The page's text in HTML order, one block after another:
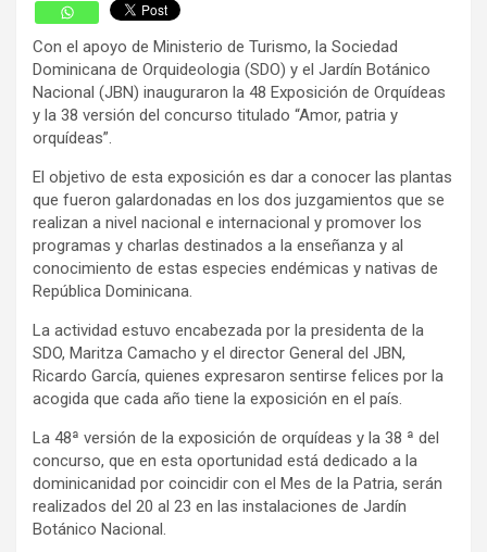
Con el apoyo de Ministerio de Turismo, la Sociedad
Dominicana de Orquideologia (SDO) y el Jardín Botánico
Nacional (JBN) inauguraron la 48 Exposición de Orquídeas
y la 38 versión del concurso titulado “Amor, patria y
orquídeas”.
El objetivo de esta exposición es dar a conocer las plantas
que fueron galardonadas en los dos juzgamientos que se
realizan a nivel nacional e internacional y promover los
programas y charlas destinados a la enseñanza y al
conocimiento de estas especies endémicas y nativas de
República Dominicana.
La actividad estuvo encabezada por la presidenta de la
SDO, Maritza Camacho y el director General del JBN,
Ricardo García, quienes expresaron sentirse felices por la
acogida que cada año tiene la exposición en el país.
La 48ª versión de la exposición de orquídeas y la 38 ª del
concurso, que en esta oportunidad está dedicado a la
dominicanidad por coincidir con el Mes de la Patria, serán
realizados del 20 al 23 en las instalaciones de Jardín
Botánico Nacional.